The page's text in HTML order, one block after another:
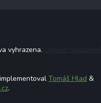
vyhrazena.
Tomáš Hlad &
.